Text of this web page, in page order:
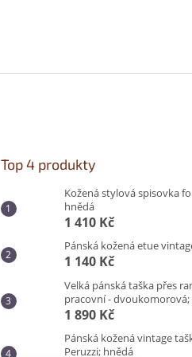
Top 4 produkty
Kožená stylová spisovka
hnědá
1 410 Kč
Pánská kožená etue
1 140 Kč
Velká pánská taška přes
pracovní - dvoukomorová;
1 890 Kč
Pánská kožená vintage
Peruzzi; hnědá